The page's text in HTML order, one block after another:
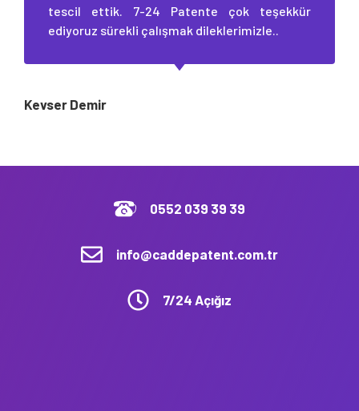
tescil ettik. 7-24 Patente çok teşekkür
ediyoruz sürekli çalışmak dileklerimizle..
Kevser Demir
0552 039 39 39
info@caddepatent.com.tr
7/24 Açığız